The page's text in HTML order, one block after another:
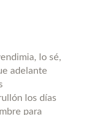
lo sé,
adelante
los días
para